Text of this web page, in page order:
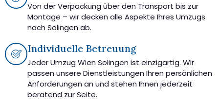
Von der Verpackung über den Transport bis zur
Montage – wir decken alle Aspekte Ihres Umzugs
nach Solingen ab.
Individuelle Betreuung
Jeder Umzug Wien Solingen ist einzigartig. Wir
passen unsere Dienstleistungen Ihren persönlichen
Anforderungen an und stehen Ihnen jederzeit
beratend zur Seite.